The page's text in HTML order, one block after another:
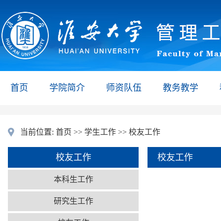
首页 学院简介 师资队伍 教务教学
当前位置: 首页 >> 学生工作 >> 校友工作
校友工作
本科生工作
研究生工作
校友工作